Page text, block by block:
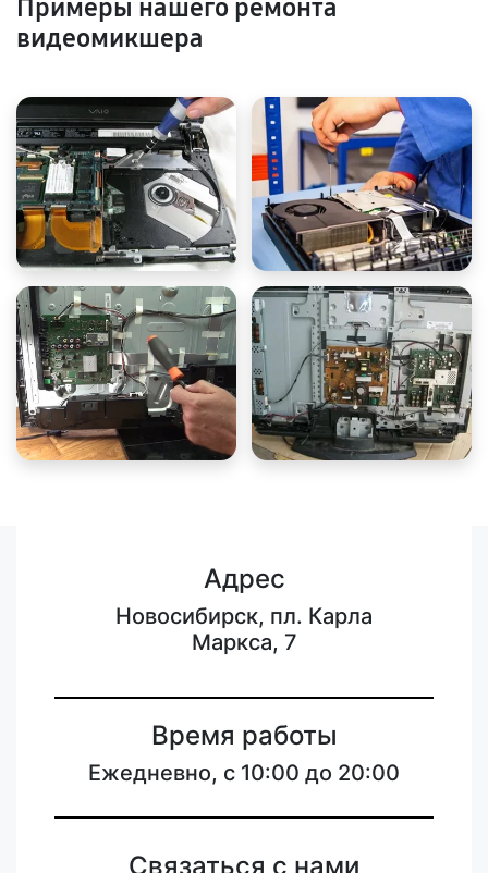
Примеры нашего ремонта
видеомикшера
Адрес
Новосибирск, пл. Карла
Маркса, 7
Время работы
Ежедневно, с 10:00 до 20:00
Связаться с нами